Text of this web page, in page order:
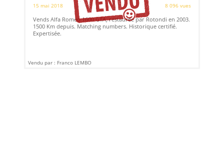
15 mai 2018
8 096 vues
Vends Alfa Romeo 1600 GTA, restaurée par Rotondi en 2003.
1500 Km depuis. Matching numbers. Historique certifié.
Expertisée.
Vendu par : Franco LEMBO